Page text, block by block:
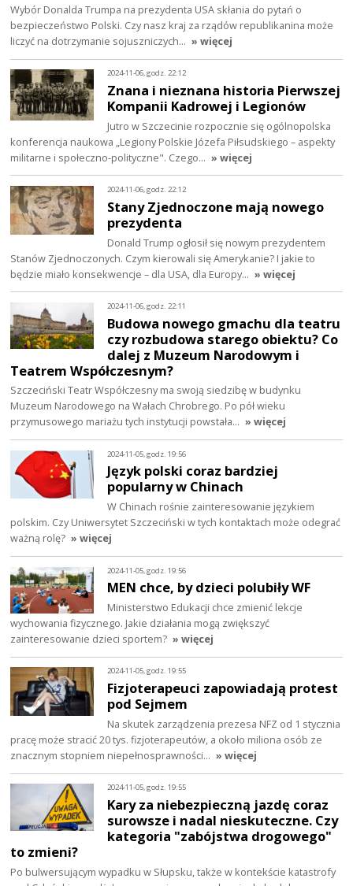
Wybór Donalda Trumpa na prezydenta USA skłania do pytań o
bezpieczeństwo Polski. Czy nasz kraj za rządów republikanina może
liczyć na dotrzymanie sojuszniczych… » więcej
2024-11-06, godz. 22:12
Znana i nieznana historia Pierwszej
Kompanii Kadrowej i Legionów
Jutro w Szczecinie rozpocznie się ogólnopolska
konferencja naukowa „Legiony Polskie Józefa Piłsudskiego – aspekty
militarne i społeczno-polityczne". Czego… » więcej
2024-11-06, godz. 22:12
Stany Zjednoczone mają nowego
prezydenta
Donald Trump ogłosił się nowym prezydentem
Stanów Zjednoczonych. Czym kierowali się Amerykanie? I jakie to
będzie miało konsekwencje – dla USA, dla Europy… » więcej
2024-11-06, godz. 22:11
Budowa nowego gmachu dla teatru
czy rozbudowa starego obiektu? Co
dalej z Muzeum Narodowym i
Teatrem Współczesnym?
Szczeciński Teatr Współczesny ma swoją siedzibę w budynku
Muzeum Narodowego na Wałach Chrobrego. Po pół wieku
przymusowego mariażu tych instytucji powstała… » więcej
2024-11-05, godz. 19:56
Język polski coraz bardziej
popularny w Chinach
W Chinach rośnie zainteresowanie językiem
polskim. Czy Uniwersytet Szczeciński w tych kontaktach może odegrać
ważną rolę? » więcej
2024-11-05, godz. 19:56
MEN chce, by dzieci polubiły WF
Ministerstwo Edukacji chce zmienić lekcje
wychowania fizycznego. Jakie działania mogą zwiększyć
zainteresowanie dzieci sportem? » więcej
2024-11-05, godz. 19:55
Fizjoterapeuci zapowiadają protest
pod Sejmem
Na skutek zarządzenia prezesa NFZ od 1 stycznia
pracę może stracić 20 tys. fizjoterapeutów, a około miliona osób ze
znacznym stopniem niepełnosprawności… » więcej
2024-11-05, godz. 19:55
Kary za niebezpieczną jazdę coraz
surowsze i nadal nieskuteczne. Czy
kategoria "zabójstwa drogowego"
to zmieni?
Po bulwersującym wypadku w Słupsku, także w kontekście katastrofy